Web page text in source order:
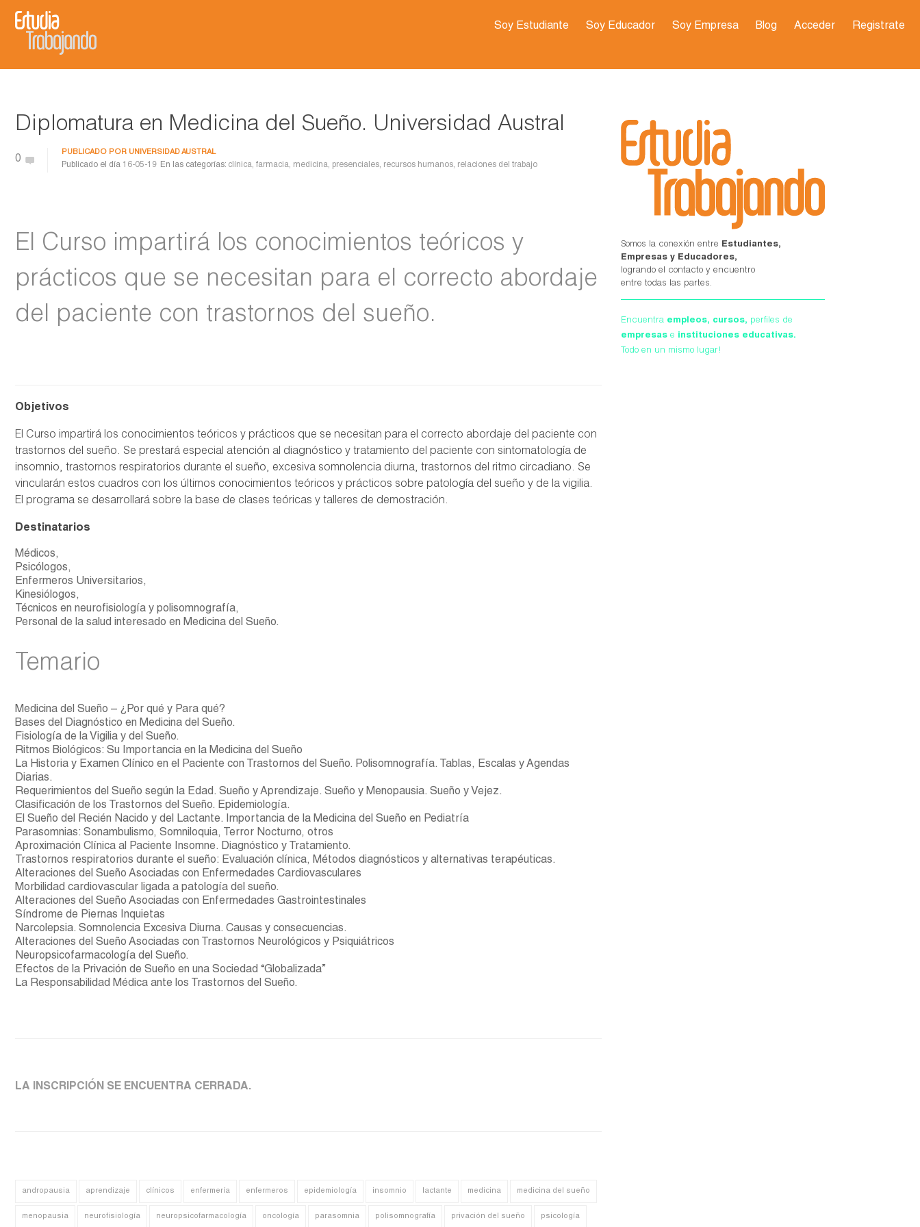
Soy Estudiante Soy Educador Soy Empresa Blog Acceder Registrate
Diplomatura en Medicina del Sueño. Universidad Austral
0
PUBLICADO POR UNIVERSIDAD AUSTRAL
Publicado el día 16-05-19 En las categorías: clínica, farmacia, medicina, presenciales, recursos humanos, relaciones del trabajo
El Curso impartirá los conocimientos teóricos y
prácticos que se necesitan para el correcto abordaje
del paciente con trastornos del sueño.
Objetivos
El Curso impartirá los conocimientos teóricos y prácticos que se necesitan para el correcto abordaje del paciente con
trastornos del sueño. Se prestará especial atención al diagnóstico y tratamiento del paciente con sintomatología de
insomnio, trastornos respiratorios durante el sueño, excesiva somnolencia diurna, trastornos del ritmo circadiano. Se
vincularán estos cuadros con los últimos conocimientos teóricos y prácticos sobre patología del sueño y de la vigilia.
El programa se desarrollará sobre la base de clases teóricas y talleres de demostración.
Destinatarios
Médicos,
Psicólogos,
Enfermeros Universitarios,
Kinesiólogos,
Técnicos en neurofisiología y polisomnografía,
Personal de la salud interesado en Medicina del Sueño.
Temario
Medicina del Sueño – ¿Por qué y Para qué?
Bases del Diagnóstico en Medicina del Sueño.
Fisiología de la Vigilia y del Sueño.
Ritmos Biológicos: Su Importancia en la Medicina del Sueño
La Historia y Examen Clínico en el Paciente con Trastornos del Sueño. Polisomnografía. Tablas, Escalas y Agendas
Diarias.
Requerimientos del Sueño según la Edad. Sueño y Aprendizaje. Sueño y Menopausia. Sueño y Vejez.
Clasificación de los Trastornos del Sueño. Epidemiología.
El Sueño del Recién Nacido y del Lactante. Importancia de la Medicina del Sueño en Pediatría
Parasomnias: Sonambulismo, Somniloquia, Terror Nocturno, otros
Aproximación Clínica al Paciente Insomne. Diagnóstico y Tratamiento.
Trastornos respiratorios durante el sueño: Evaluación clínica, Métodos diagnósticos y alternativas terapéuticas.
Alteraciones del Sueño Asociadas con Enfermedades Cardiovasculares
Morbilidad cardiovascular ligada a patología del sueño.
Alteraciones del Sueño Asociadas con Enfermedades Gastrointestinales
Síndrome de Piernas Inquietas
Narcolepsia. Somnolencia Excesiva Diurna. Causas y consecuencias.
Alteraciones del Sueño Asociadas con Trastornos Neurológicos y Psiquiátricos
Neuropsicofarmacología del Sueño.
Efectos de la Privación de Sueño en una Sociedad “Globalizada”
La Responsabilidad Médica ante los Trastornos del Sueño.
LA INSCRIPCIÓN SE ENCUENTRA CERRADA.
andropausia aprendizaje clínicos enfermería enfermeros epidemiología insomnio lactante medicina medicina del sueño
menopausia neurofisiología neuropsicofarmacología oncología parasomnia polisomnografía privación del sueño psicología
Somos la conexión entre Estudiantes,
Empresas y Educadores,
logrando el contacto y encuentro
entre todas las partes.
Encuentra empleos, cursos, perfiles de
empresas e instituciones educativas.
Todo en un mismo lugar!